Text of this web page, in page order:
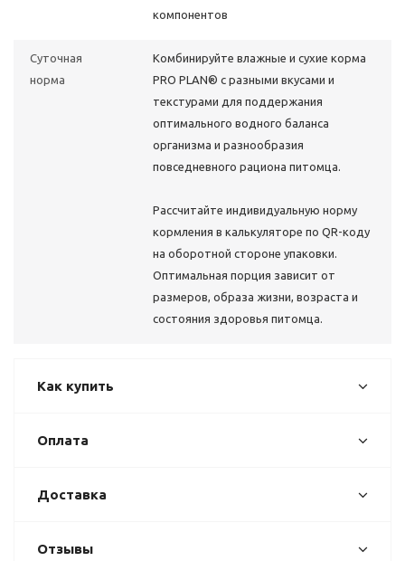
компонентов
Суточная
норма
Комбинируйте влажные и сухие корма
PRO PLAN® с разными вкусами и
текстурами для поддержания
оптимального водного баланса
организма и разнообразия
повседневного рациона питомца.
Рассчитайте индивидуальную норму
кормления в калькуляторе по QR-коду
на оборотной стороне упаковки.
Оптимальная порция зависит от
размеров, образа жизни, возраста и
состояния здоровья питомца.
Как купить
Оплата
Доставка
Отзывы